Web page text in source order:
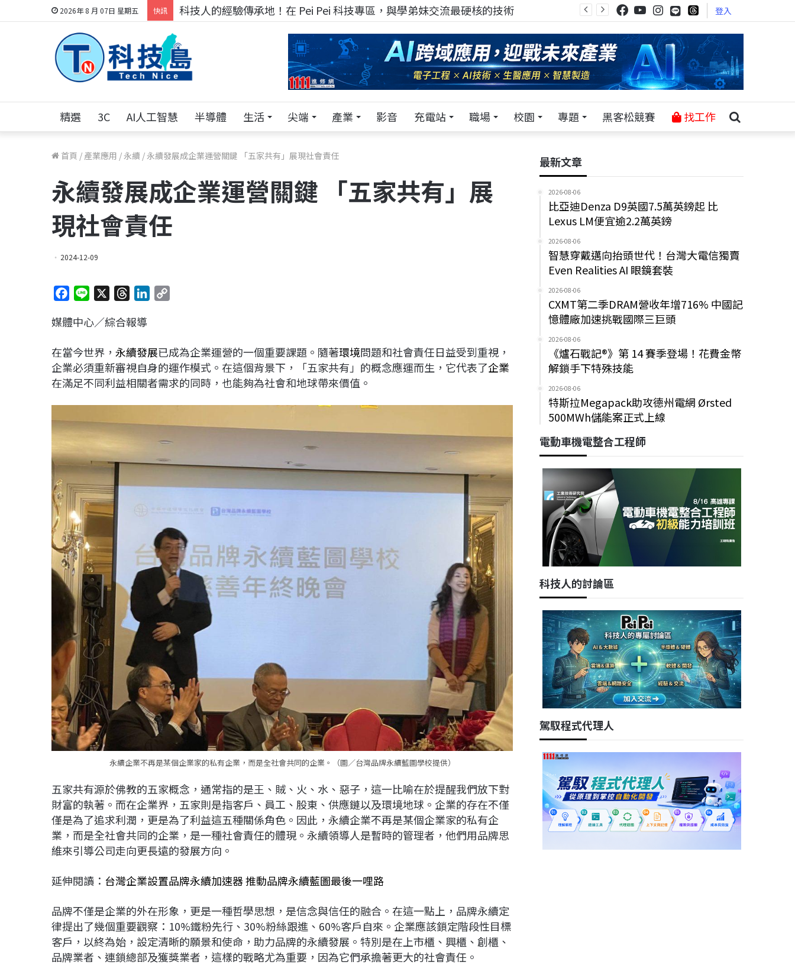
2026年 8 月 07日 星期五 快訊 科技人的經驗傳承地！在 Pei Pei 科技專區，與學弟妹交流最硬核的技術 登入
精選 3C AI人工智慧 半導體 生活 尖端 產業 影音 充電站 職場 校園 專題 黑客松競賽 找工作
首頁 / 產業應用 /永續 /永續發展成企業運營關鍵 「五家共有」展現社會責任
永續發展成企業運營關鍵 「五家共有」展
現社會責任
2024-12-09
c
b
o
o
n
r
a
d
s
e
d
I
L
i
n
媒體中心／綜合報導
在當今世界， 永續發展已成為企業運營的一個重要課題。隨著環境問題和社會責任日益受到重視，
企業必須重新審視自身的運作模式。在這個背景下，「五家共有」的概念應運而生，它代表了企業
在滿足不同利益相關者需求的同時，也能夠為社會和地球帶來價值。
永續企業不再是某個企業家的私有企業，而是全社會共同的企業。（圖／台灣品牌永續藍圖學校提供）
五家共有源於佛教的五家概念，通常指的是王、賊、火、水、惡子，這一比喻在於提醒我們放下對
財富的執著。而在企業界，五家則是指客戶、員工、股東、供應鏈以及環境地球。企業的存在不僅
僅是為了追求利潤，更是為了利益這五種關係角色。因此，永續企業不再是某個企業家的私有企
業，而是全社會共同的企業，是一種社會責任的體現。永續領導人是暫時的管理者，他們用品牌思
維來引導公司走向更長遠的發展方向。
延伸閱讀： 台灣企業設置品牌永續加速器 推動品牌永續藍圖最後一哩路
品牌不僅是企業的外在形象，更是一種哲學思想，是信念與信任的融合。在這一點上，品牌永續定
律提出了幾個重要觀察：10%鐵粉先行、30%粉絲跟進、60%客戶自來。企業應該鎖定階段性目標
客戶，以終為始，設定清晰的願景和使命，助力品牌的永續發展。特別是在上市櫃、興櫃、創櫃、
品牌業者、連鎖總部及獲獎業者，這樣的戰略尤為重要，因為它們承擔著更大的社會責任。
最新文章
2026-08-06
比亞迪Denza D9英國7.5萬英鎊起 比
Lexus LM便宜逾2.2萬英鎊
2026-08-06
智慧穿戴邁向抬頭世代！台灣大電信獨賣
Even Realities AI 眼鏡套裝
2026-08-06
CXMT第二季DRAM營收年增716% 中國記
憶體廠加速挑戰國際三巨頭
2026-08-06
《爐石戰記®》第 14 賽季登場！花費金幣
解鎖手下特殊技能
2026-08-06
特斯拉Megapack助攻德州電網 Ørsted
500MWh儲能案正式上線
電動車機電整合工程師
科技人的討論區
駕馭程式代理人